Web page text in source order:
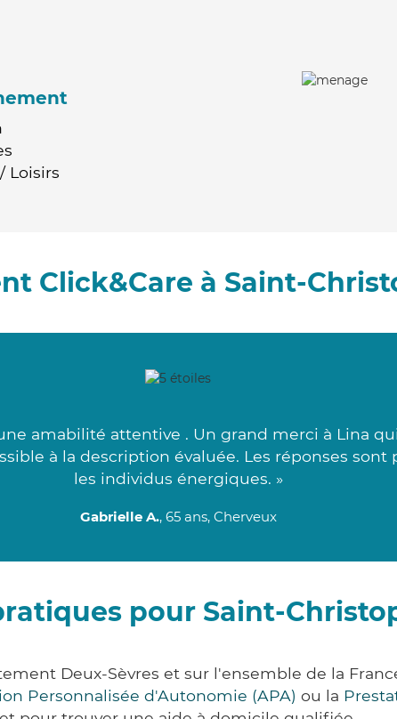
Loisirs
Click&Care à Saint-
amabilité attentive . Un grand merci à Lina
à la description évaluée. Les réponses
les individus énergiques. »
Gabrielle A., 65 ans, Cherveux
pour Saint-
Deux-Sèvres et sur l'ensemble de la
Personnalisée d'Autonomie (APA) ou la